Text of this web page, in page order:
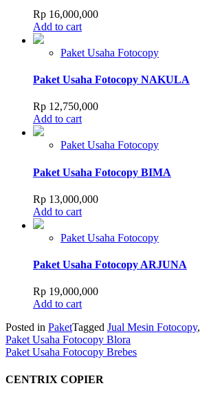
Rp 16,000,000
Add to cart
Paket Usaha Fotocopy
Paket Usaha Fotocopy NAKULA
Rp 12,750,000
Add to cart
Paket Usaha Fotocopy
Paket Usaha Fotocopy BIMA
Rp 13,000,000
Add to cart
Paket Usaha Fotocopy
Paket Usaha Fotocopy ARJUNA
Rp 19,000,000
Add to cart
Posted in PaketTagged Jual Mesin Fotocopy,
Post
navigation
Paket Usaha Fotocopy Blora
Paket Usaha Fotocopy Brebes
CENTRIX COPIER